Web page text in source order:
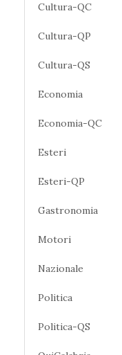
Cultura-QC
Cultura-QP
Cultura-QS
Economia
Economia-QC
Esteri
Esteri-QP
Gastronomia
Motori
Nazionale
Politica
Politica-QS